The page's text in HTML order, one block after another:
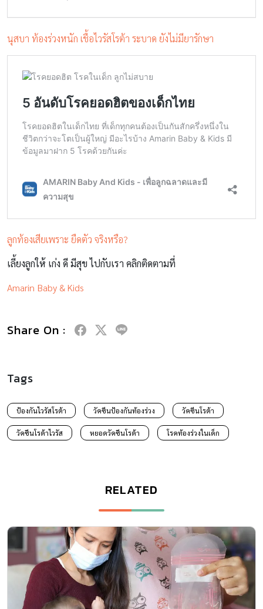
นุสบา ท้องร่วงหนัก เชื้อไวรัสโรต้า ระบาด ยังไม่มียารักษา
ลูกท้องเสียเพราะ ยืดตัว จริงหรือ?
เลี้ยงลูกให้ เก่ง ดี มีสุข ไปกับเรา คลิกติดตามที่
Amarin Baby & Kids
Share On :
Tags
ป้องกันไวรัสโรต้า วัคซีนป้องกันท้องร่วง วัคซีนโรต้า
วัคซีนโรต้าไวรัส หยอดวัคซีนโรต้า โรคท้องร่วงในเด็ก
RELATED